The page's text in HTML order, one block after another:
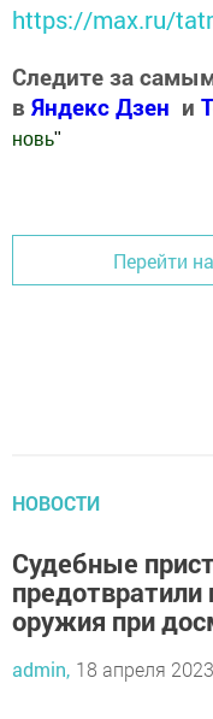
https://max.ru/
Следите за
в Яндекс Дзен и
новь"
Перейти
НОВОСТИ
Судебные
оружия при
admin, 18 апреля